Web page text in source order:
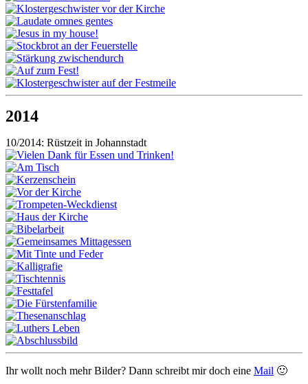
2014
10/2014: Rüstzeit in Johannstadt
Ihr wollt noch mehr Bilder? Dann schreibt mir doch eine Mail 🙂